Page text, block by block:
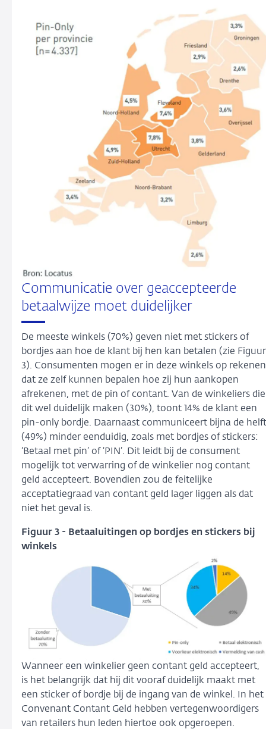
Communicatie over geaccepteerde
betaalwijze moet duidelijker
De meeste winkels (70%) geven niet met stickers of
bordjes aan hoe de klant bij hen kan betalen (zie Figuur
3). Consumenten mogen er in deze winkels op rekenen
dat ze zelf kunnen bepalen hoe zij hun aankopen
afrekenen, met de pin of contant. Van de winkeliers die
dit wel duidelijk maken (30%), toont 14% de klant een
pin-only bordje. Daarnaast communiceert bijna de helft
(49%) minder eenduidig, zoals met bordjes of stickers:
‘Betaal met pin’ of ‘PIN’. Dit leidt bij de consument
mogelijk tot verwarring of de winkelier nog contant
geld accepteert. Bovendien zou de feitelijke
acceptatiegraad van contant geld lager liggen als dat
niet het geval is.
Figuur 3 - Betaaluitingen op bordjes en stickers bij
winkels
Wanneer een winkelier geen contant geld accepteert,
is het belangrijk dat hij dit vooraf duidelijk maakt met
een sticker of bordje bij de ingang van de winkel. In het
Convenant Contant Geld hebben vertegenwoordigers
van retailers hun leden hiertoe ook opgeroepen.